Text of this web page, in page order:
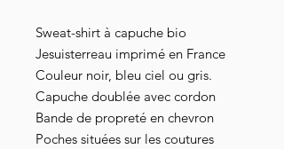
Sweat-shirt à capuche bio
Jesuisterreau imprimé en France
Couleur noir, bleu ciel ou gris.
Capuche doublée avec cordon
Bande de propreté en chevron
Poches situées sur les coutures